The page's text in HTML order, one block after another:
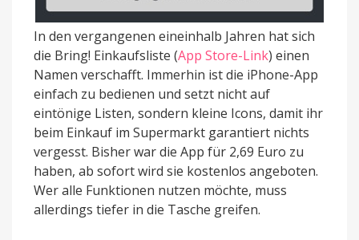
In den vergangenen eineinhalb Jahren hat sich
die Bring! Einkaufsliste (App Store-Link) einen
Namen verschafft. Immerhin ist die iPhone-App
einfach zu bedienen und setzt nicht auf
eintönige Listen, sondern kleine Icons, damit ihr
beim Einkauf im Supermarkt garantiert nichts
vergesst. Bisher war die App für 2,69 Euro zu
haben, ab sofort wird sie kostenlos angeboten.
Wer alle Funktionen nutzen möchte, muss
allerdings tiefer in die Tasche greifen.